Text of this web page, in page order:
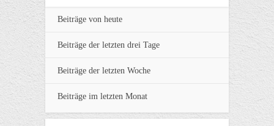
Beiträge von heute
Beiträge der letzten drei Tage
Beiträge der letzten Woche
Beiträge im letzten Monat